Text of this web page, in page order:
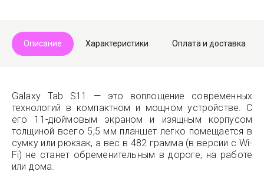
Описание Характеристики Оплата и доставка
Galaxy Tab S11 — это воплощение современных
технологий в компактном и мощном устройстве. С
его 11-дюймовым экраном и изящным корпусом
толщиной всего 5,5 мм планшет легко помещается в
сумку или рюкзак, а вес в 482 грамма (в версии с Wi-
Fi) не станет обременительным в дороге, на работе
или дома.